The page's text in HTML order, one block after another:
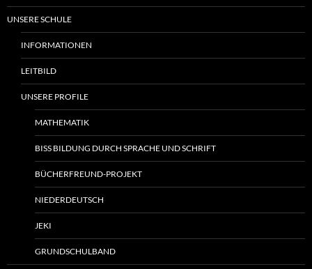
UNSERE SCHULE
INFORMATIONEN
LEITBILD
UNSERE PROFILE
MATHEMATIK
BISS BILDUNG DURCH SPRACHE UND SCHRIFT
BÜCHERFREUND-PROJEKT
NIEDERDEUTSCH
JEKI
GRUNDSCHULBAND